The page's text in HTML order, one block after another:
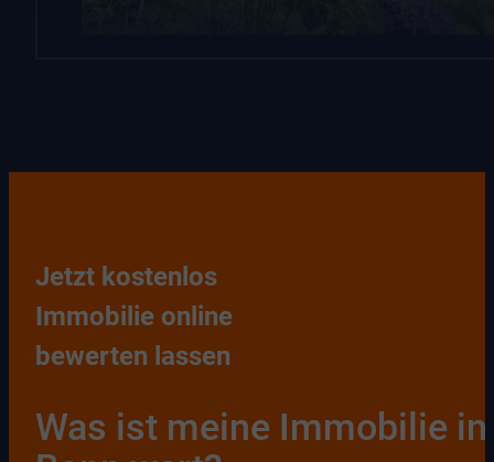
Jetzt kostenlos
Immobilie online
bewerten lassen
Was ist meine Immobilie in